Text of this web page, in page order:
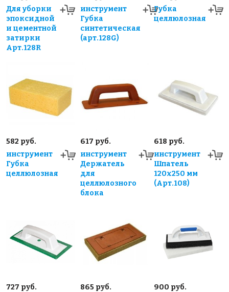
Для уборки
эпоксидной
и цементной
затирки
Арт.128R
инструмент
Губка
синтетическая
(арт.128G)
Губка
целлюлозная
582 руб.
инструмент
Губка
целлюлозная
617 руб.
инструмент
Держатель
для
целлюлозного
блока
618 руб.
инструмент
Шпатель
120х250 мм
(Арт.108)
727 руб.
865 руб.
900 руб.